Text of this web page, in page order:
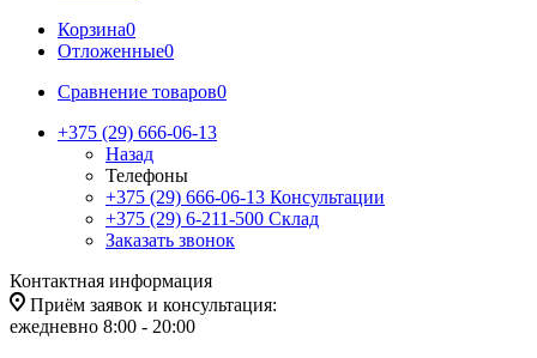
Корзина0
Отложенные0
Сравнение товаров0
+375 (29) 666-06-13
Назад
Телефоны
+375 (29) 666-06-13 Консультации
+375 (29) 6-211-500 Склад
Заказать звонок
Контактная информация
Приём заявок и консультация:
ежедневно 8:00 - 20:00